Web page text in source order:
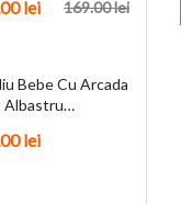
169.00lei
lei
Bebe Cu Arcada
Albastru
lei